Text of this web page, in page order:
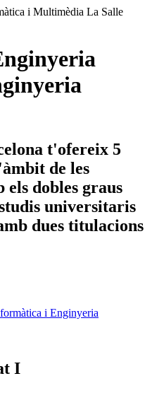
t'ofereix 5
de les
dobles graus
universitaris
dues titulacions
i Enginyeria
I